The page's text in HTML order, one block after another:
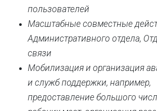
пользователей
Масштабные совместные
Административного отдела,
связи
Мобилизация и организация
и служб поддержки, например,
предоставление большого